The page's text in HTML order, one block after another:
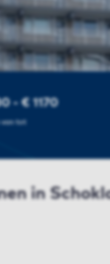
- € 1170
van tot
in